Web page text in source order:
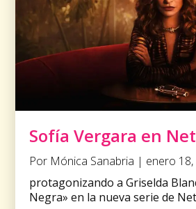
Sofía Vergara en
Por Mónica Sanabria | enero 18,
protagonizando a Griselda
Negra» en la nueva serie de